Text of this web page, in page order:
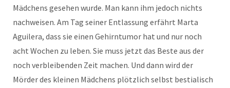
Mädchens gesehen wurde. Man kann ihm jedoch nichts
nachweisen. Am Tag seiner Entlassung erfährt Marta
Aguilera, dass sie einen Gehirntumor hat und nur noch
acht Wochen zu leben. Sie muss jetzt das Beste aus der
noch verbleibenden Zeit machen. Und dann wird der
Mörder des kleinen Mädchens plötzlich selbst bestialisch